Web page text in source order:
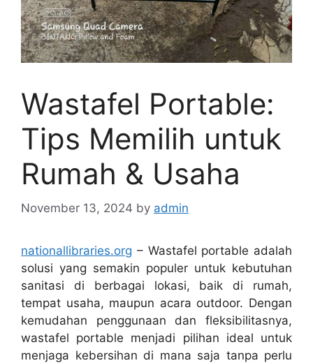
Wastafel Portable:
Tips Memilih untuk
Rumah & Usaha
November 13, 2024 by admin
nationallibraries.org – Wastafel portable adalah
solusi yang semakin populer untuk kebutuhan
sanitasi di berbagai lokasi, baik di rumah,
tempat usaha, maupun acara outdoor. Dengan
kemudahan penggunaan dan fleksibilitasnya,
wastafel portable menjadi pilihan ideal untuk
menjaga kebersihan di mana saja tanpa perlu